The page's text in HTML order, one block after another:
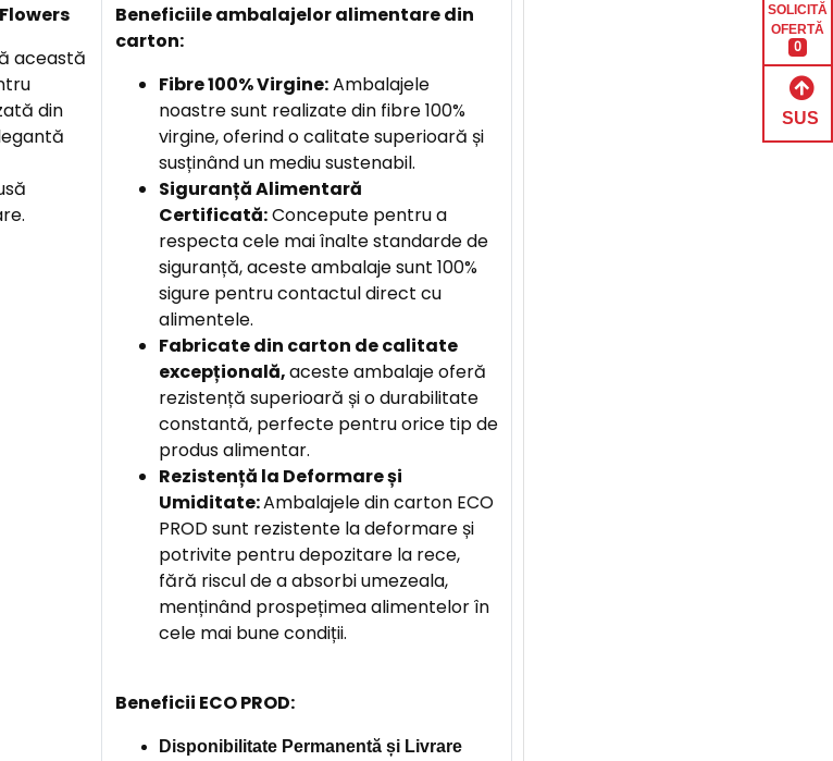
această
din
Beneficiileambalajelor alimentare din
carton:
Fibre 100% Virgine:Ambalajele
noastre sunt realizate din fibre 100%
virgine, oferind o calitate superioară și
susținând un mediu sustenabil.
Siguranță Alimentară
Certificată:Concepute pentru a
respecta cele mai înalte standarde de
siguranță, aceste ambalaje sunt 100%
sigure pentru contactul direct cu
alimentele.
Fabricate din carton de calitate
excepțională,aceste ambalaje oferă
rezistență superioară și o durabilitate
constantă, perfecte pentru orice tip de
produs alimentar.
Rezistență la Deformare și
Umiditate:Ambalajele din carton ECO
PROD sunt rezistente la deformare și
potrivite pentru depozitare la rece,
fără riscul de a absorbi umezeala,
menținând prospețimea alimentelor în
cele mai bune condiții.
Beneficii ECO PROD:
Disponibilitate Permanentă și Livrare
SOLICITĂ
OFERTĂ
0
SUS